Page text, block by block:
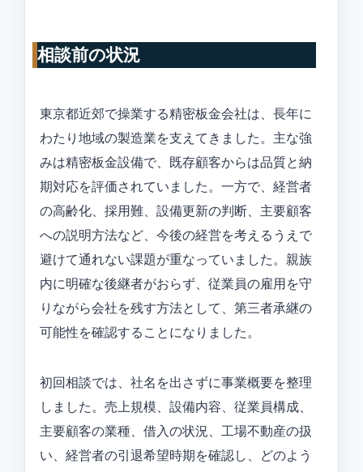
相談前の状況
東京都近郊で操業する精密板金会社は、長年に
わたり地域の製造業を支えてきました。主な強
みは精密板金設備で、既存顧客からは品質と納
期対応を評価されていました。一方で、経営者
の高齢化、採用難、設備更新の判断、主要顧客
への説明方法など、今後の経営を考えるうえで
避けて通れない課題が重なっていました。親族
内に明確な後継者がおらず、従業員の雇用を守
りながら会社を残す方法として、第三者承継の
可能性を確認することになりました。
初回相談では、社名を出さずに事業概要を整理
しました。売上規模、設備内容、従業員構成、
主要顧客の業種、借入の状況、工場不動産の扱
い、経営者の引退希望時期を確認し、どのよう